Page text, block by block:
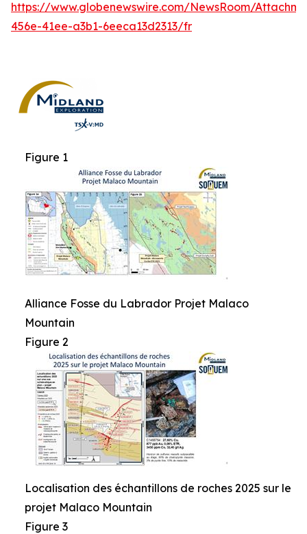
https://www.globenewswire.com/NewsRoom/
456e-41ee-a3b1-6eeca13d2313/fr
Figure 1
Alliance Fosse du Labrador Projet Malaco
Mountain
Figure 2
Localisation des échantillons de roches 2025 sur le
projet Malaco Mountain
Figure 3